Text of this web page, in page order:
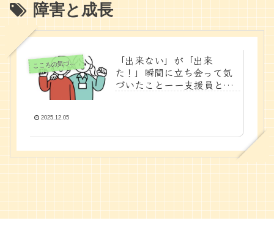
障害と成長
こころの気づきノート
「出来ない」が「出来
た！」瞬間に立ち会って気
づいたことーー支援員とし
2025.12.05